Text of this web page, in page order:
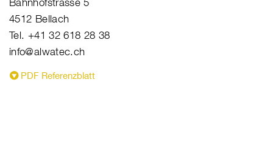
4512 Bellach
Tel. +41 32 618 28 38
info@alwatec.ch
PDF Referenzblatt